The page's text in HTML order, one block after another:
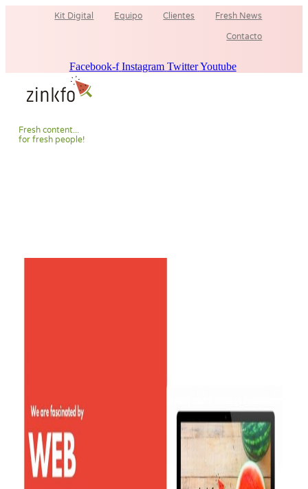
Kit Digital Equipo Clientes Fresh News
Contacto
Facebook-f Instagram TwitterYoutube
Fresh content...
for fresh people!